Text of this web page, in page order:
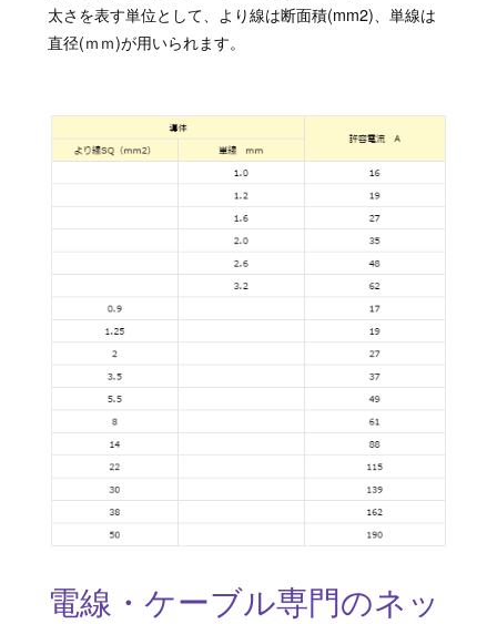
太さを表す単位として、より線は断面積(mm2)、単線は
直径(ｍｍ)が用いられます。
電線・ケーブル専門のネッ